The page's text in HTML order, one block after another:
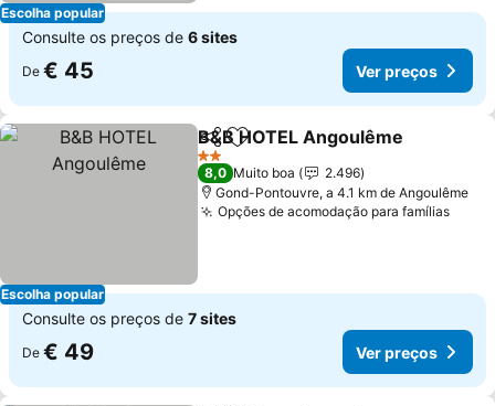
Escolha popular
Consulte os preços de 6 sites
De € 45 Ver preços
Escolha popular
PartilharAdicionar aos favoritos
B&B HOTEL Angoulême
2 Estrelas
8,0 Muito boa
2.496
Gond-Pontouvre, a 4.1 km de Angoulême
Opções de acomodação para famílias
Consulte os preços de 7 sites
De € 49 Ver preços